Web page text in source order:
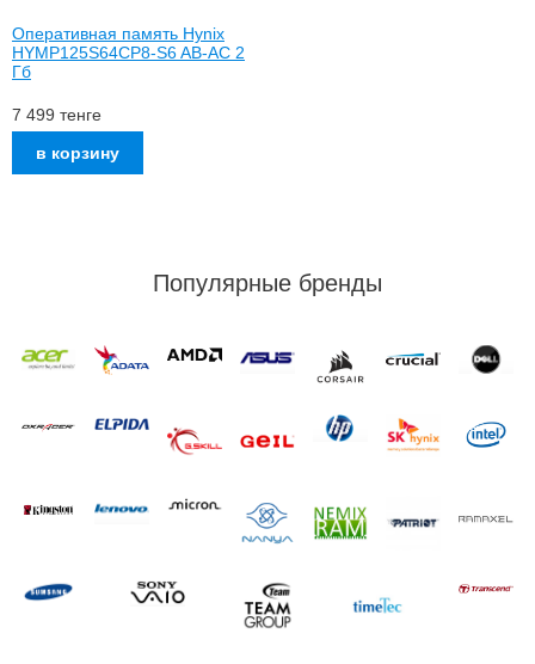
Оперативная память Hynix
HYMP125S64CP8-S6 AB-AC 2
Гб
7 499 тенге
Популярные бренды